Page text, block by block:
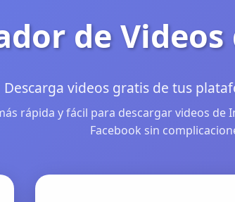
de
Descarga videos gratis de tus
rápida y fácil para descargar videos de
Facebook sin